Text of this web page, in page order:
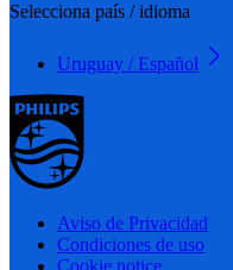
Selecciona país / idioma
Uruguay / Español
Aviso de Privacidad
Condiciones de uso